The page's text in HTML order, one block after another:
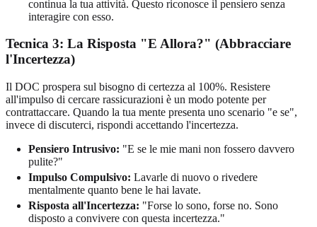
continua la tua attività. Questo riconosce il pensiero senza
interagire con esso.
Tecnica 3: La Risposta "E Allora?" (Abbracciare
l'Incertezza)
Il DOC prospera sul bisogno di certezza al 100%. Resistere
all'impulso di cercare rassicurazioni è un modo potente per
contrattaccare. Quando la tua mente presenta uno scenario "e se",
invece di discuterci, rispondi accettando l'incertezza.
Pensiero Intrusivo: "E se le mie mani non fossero davvero
pulite?"
Impulso Compulsivo: Lavarle di nuovo o rivedere
mentalmente quanto bene le hai lavate.
Risposta all'Incertezza: "Forse lo sono, forse no. Sono
disposto a convivere con questa incertezza."